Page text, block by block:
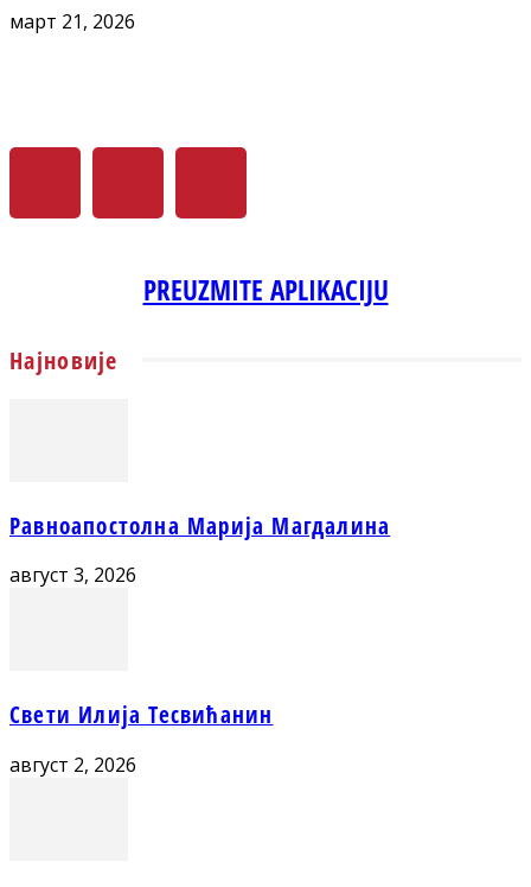
март 21, 2026
PREUZMITE APLIKACIJU
Најновије
Равноапостолна Марија Магдалина
август 3, 2026
Свети Илија Тесвићанин
август 2, 2026